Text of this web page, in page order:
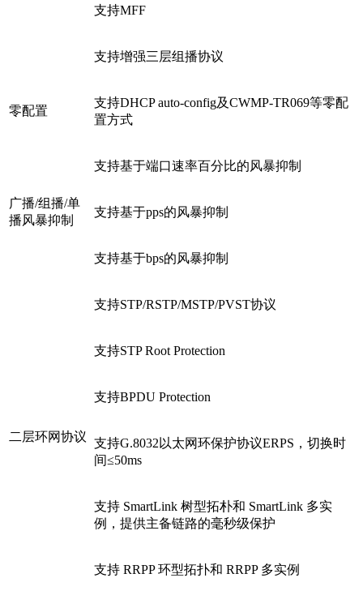
支持MFF
支持增强三层组播协议
零配置
支持DHCP auto-config及CWMP-TR069等零配
置方式
广播/组播/单
播风暴抑制
支持基于端口速率百分比的风暴抑制
支持基于pps的风暴抑制
支持基于bps的风暴抑制
二层环网协议
支持STP/RSTP/MSTP/PVST协议
支持STP Root Protection
支持BPDU Protection
支持G.8032以太网环保护协议ERPS，切换时
间≤50ms
支持 SmartLink 树型拓朴和 SmartLink 多实
例，提供主备链路的毫秒级保护
支持 RRPP 环型拓扑和 RRPP 多实例